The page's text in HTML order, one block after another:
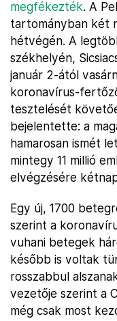
megfékezték. A
tartományban két
hétvégén. A
székhelyén,
január 2-ától
koronavírus-
tesztelését
bejelentette: a
hamarosan ismét
mintegy 11 millió
elvégzésére
Egy új, 1700
szerint a
vuhani betegek
később is voltak
rosszabbul
vezetője szerint a
még csak most